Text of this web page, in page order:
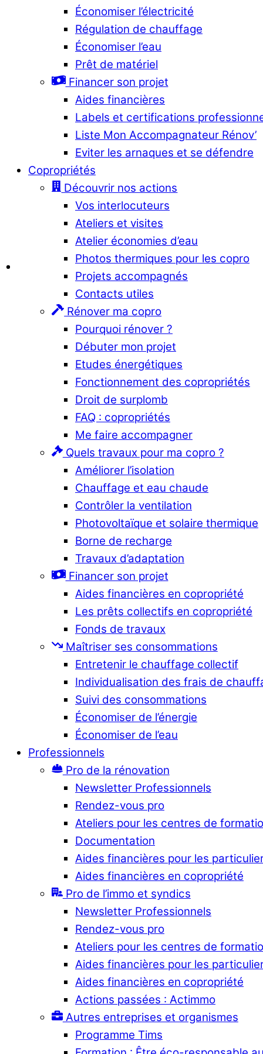
Économiser l’électricité
Régulation de chauffage
Économiser l’eau
Prêt de matériel
Financer son projet
Aides financières
Labels et certifications
Liste Mon Accompagnateur Rénov’
Eviter les arnaques et se défendre
Copropriétés
Découvrir nos actions
Vos interlocuteurs
Ateliers et visites
Atelier économies d’eau
Photos thermiques pour les copro
Projets accompagnés
Contacts utiles
Rénover ma copro
Pourquoi rénover ?
Débuter mon projet
Etudes énergétiques
Fonctionnement des copropriétés
Droit de surplomb
FAQ : copropriétés
Me faire accompagner
Quels travaux pour ma copro ?
Améliorer l’isolation
Chauffage et eau chaude
Contrôler la ventilation
Photovoltaïque et solaire thermique
Borne de recharge
Travaux d’adaptation
Financer son projet
Aides financières en copropriété
Les prêts collectifs en copropriété
Fonds de travaux
Maîtriser ses consommations
Entretenir le chauffage collectif
Individualisation des frais de
Suivi des consommations
Économiser de l’énergie
Économiser de l’eau
Professionnels
Pro de la rénovation
Newsletter Professionnels
Rendez-vous pro
Ateliers pour les centres de
Documentation
Aides financières pour les
Aides financières en copropriété
Pro de l’immo et syndics
Newsletter Professionnels
Rendez-vous pro
Ateliers pour les centres de
Aides financières pour les
Aides financières en copropriété
Actions passées : Actimmo
Autres entreprises et organismes
Programme Tims